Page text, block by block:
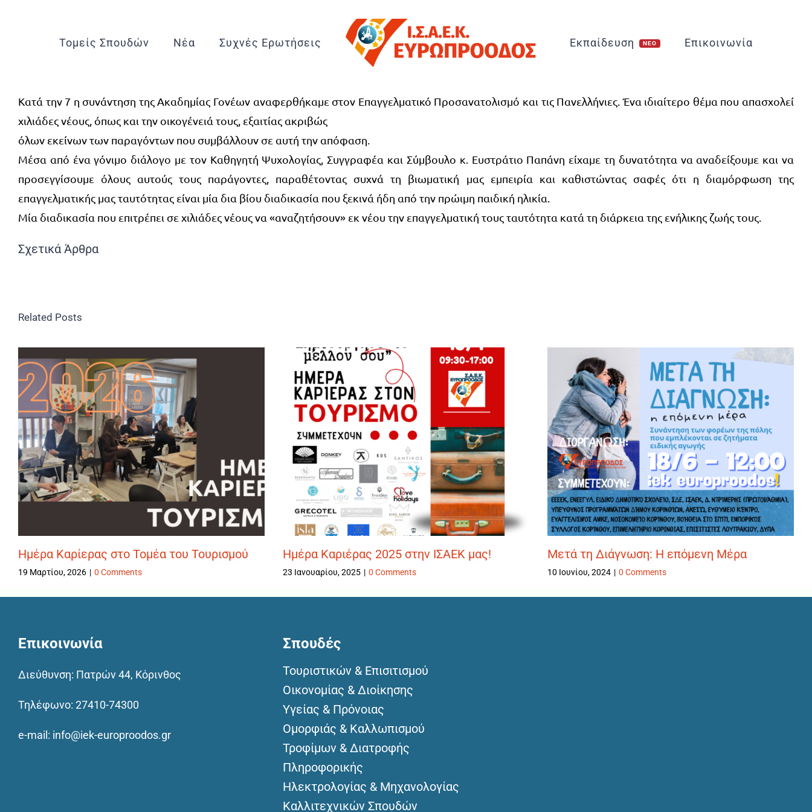
περιεχόμενοΤομείς Σπουδών Νέα Συχνές Ερωτήσεις Εκπαίδευση Επικοινωνία
Κατά την 7 η συνάντηση της Ακαδημίας Γονέων αναφερθήκαμε στον Επαγγελματικό Προσανατολισμό και τις Πανελλήνιες. Ένα ιδιαίτερο θέμα που απασχολεί
χιλιάδες νέους, όπως και την οικογένειά τους, εξαιτίας ακριβώς
όλων εκείνων των παραγόντων που συμβάλλουν σε αυτή την απόφαση.
Μέσα από ένα γόνιμο διάλογο με τον Καθηγητή Ψυχολογίας, Συγγραφέα και Σύμβουλο κ. Ευστράτιο Παπάνη είχαμε τη δυνατότητα να αναδείξουμε και να
προσεγγίσουμε όλους αυτούς τους παράγοντες, παραθέτοντας συχνά τη βιωματική μας εμπειρία και καθιστώντας σαφές ότι η διαμόρφωση της
επαγγελματικής μας ταυτότητας είναι μία δια βίου διαδικασία που ξεκινά ήδη από την πρώιμη παιδική ηλικία.
Μία διαδικασία που επιτρέπει σε χιλιάδες νέους να «αναζητήσουν» εκ νέου την επαγγελματική τους ταυτότητα κατά τη διάρκεια της ενήλικης ζωής τους.
Σχετικά Άρθρα
Related Posts
Ημέρα Καρίερας στο Τομέα του Τουρισμού
19 Μαρτίου, 2026 | 0 Comments
Ημέρα Καριέρας 2025 στην ΙΣΑΕΚ μας!
23 Ιανουαρίου, 2025 | 0 Comments
Μετά τη Διάγνωση: Η επόμενη Μέρα
10 Ιουνίου, 2024 | 0 Comments
Επικοινωνία
Διεύθυνση: Πατρών 44, Κόρινθος
Τηλέφωνο: 27410-74300
e-mail: info@iek-europroodos.gr
Σπουδές
Τουριστικών & Επισιτισμού
Οικονομίας & Διοίκησης
Υγείας & Πρόνοιας
Ομορφιάς & Καλλωπισμού
Τροφίμων & Διατροφής
Πληροφορικής
Ηλεκτρολογίας & Μηχανολογίας
Καλλιτεχνικών Σπουδών